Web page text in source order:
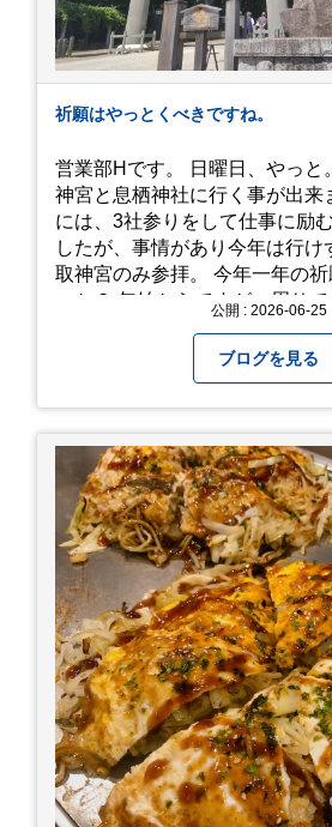
祈願はやっとくべきですね。
営業部Hです。 日曜日、やっと。 1年ぶりに鹿島
神宮と息栖神社に行く事が出来
には、3社参りをして仕事に励
したが、事情があり今年は行け
取神宮のみ参拝。 今年一年の祈願をしていないせ
いか？ 年始からですが、周り
から、あっという間に半年が過
日後のこと。不思議ですね。 気
目。友人の長期入院から退院の
かかる事2つ目。疎遠だった知
にかかるetcが徐々に....。 気の持ちようと、タイ
ミングかもしれませんが。お宮
す。
公開 : 2026-06-25
ブログを見る